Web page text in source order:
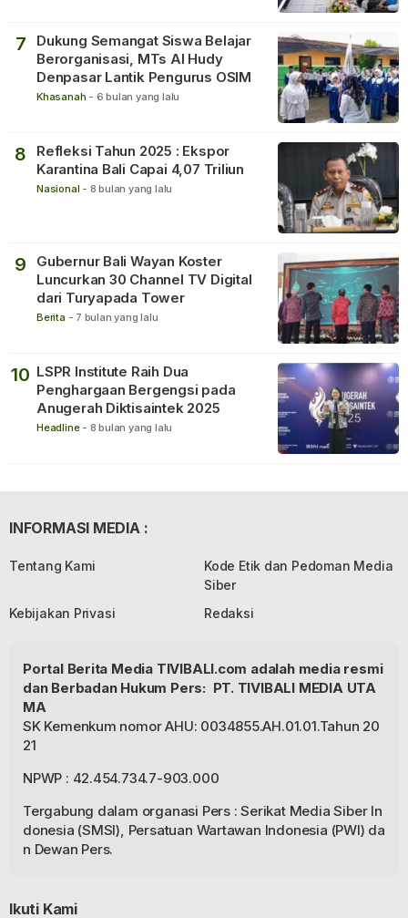
7
Dukung Semangat Siswa Belajar
Berorganisasi, MTs Al Hudy
Denpasar Lantik Pengurus OSIM
Khasanah - 6 bulan yang lalu
8
Refleksi Tahun 2025 : Ekspor
Karantina Bali Capai 4,07 Triliun
Nasional - 8 bulan yang lalu
9
Gubernur Bali Wayan Koster
Luncurkan 30 Channel TV Digital
dari Turyapada Tower
Berita - 7 bulan yang lalu
10 LSPR Institute Raih Dua
Penghargaan Bergengsi pada
Anugerah Diktisaintek 2025
Headline - 8 bulan yang lalu
INFORMASI MEDIA :
Tentang Kami
Kode Etik dan Pedoman Media
Siber
Kebijakan Privasi
Redaksi
Portal Berita Media TIVIBALI.com adalah media resmi
dan Berbadan Hukum Pers: PT. TIVIBALI MEDIA UTA
MA
SK Kemenkum nomor AHU: 0034855.AH.01.01.Tahun 20
21
NPWP : 42.454.734.7-903.000
Tergabung dalam organasi Pers : Serikat Media Siber In
donesia (SMSI), Persatuan Wartawan Indonesia (PWI) da
n Dewan Pers.
Ikuti Kami